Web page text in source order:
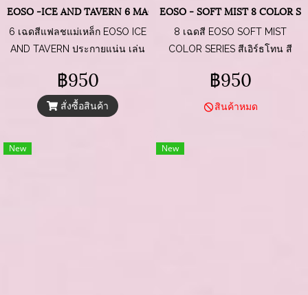
EOSO -ICE AND TAVERN 6 MAGNET COLORS
6 เฉดสีแฟลชแม่เหล็ก EOSO ICE
AND TAVERN ประกายแน่น เล่น
฿950
สั่งซื้อสินค้า
EOSO - SOFT MIST 8 COLOR
8 เฉดสี EOSO SOFT MIST
COLOR SERIES สีเอิร์ธโทน สี
มอล
฿950
สินค้าหมด
New New